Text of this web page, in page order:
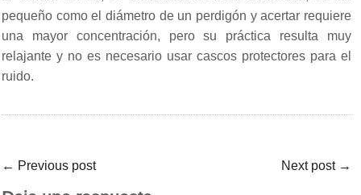
pequeño como el diámetro de un perdigón y acertar requiere
una mayor concentración, pero su práctica resulta muy
relajante y no es necesario usar cascos protectores para el
ruido.
← Previous post Next post →